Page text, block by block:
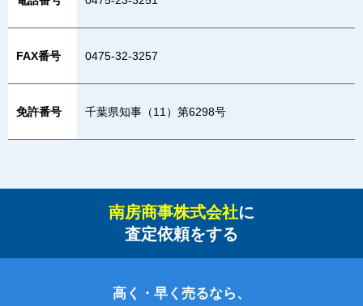
FAX番号 0475-32-3257
免許番号 千葉県知事（11）第6298号
南房商事株式会社に
査定依頼をする
高く・早く売るなら、